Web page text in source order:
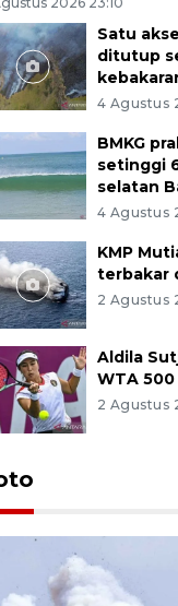
Satu
ditutup
4 Agustus
BMKG
setinggi
selatan
4 Agustus
KMP
terbakar
2 Agustus
Aldila
WTA
2 Agustus